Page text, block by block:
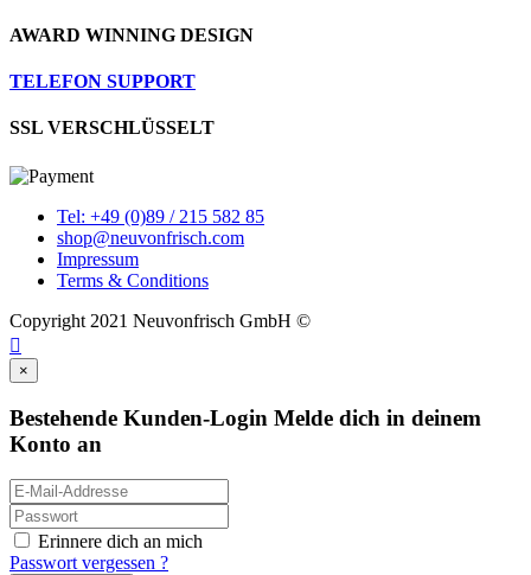
AWARD WINNING DESIGN
TELEFON SUPPORT
SSL VERSCHLÜSSELT
Tel: +49 (0)89 / 215 582 85
shop@neuvonfrisch.com
Impressum
Terms & Conditions
Copyright 2021 Neuvonfrisch GmbH ©

×
Bestehende Kunden-Login Melde dich in deinem
Konto an
Erinnere dich an mich
Passwort vergessen ?